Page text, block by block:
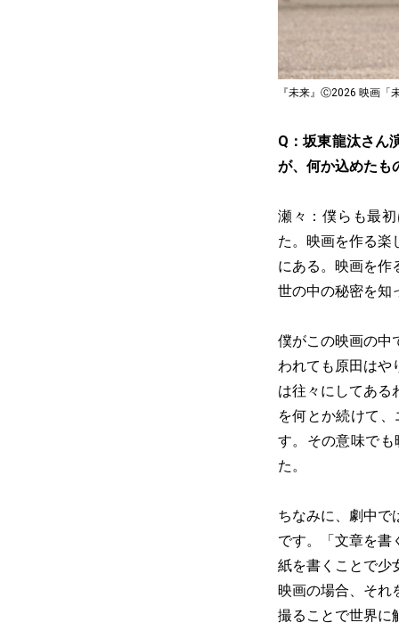
『未来』Ⓒ2026 映画
Q：坂東龍汰さん
が、何か込めたも
瀬々：僕らも最
た。映画を作る楽
にある。映画を作
世の中の秘密を知
僕がこの映画の中
われても原田はや
は往々にしてある
を何とか続けて
す。その意味で
た。
ちなみに、劇中で
です。「文章を書
紙を書くことで少
映画の場合、それ
撮ることで世界に